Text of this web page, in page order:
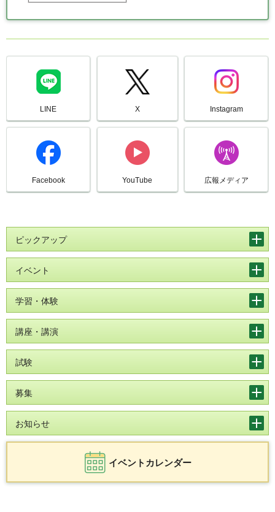
LINE X Instagram
Facebook YouTube 広報メディア
ピックアップ
イベント
学習・体験
講座・講演
試験
募集
お知らせ
イベントカレンダー